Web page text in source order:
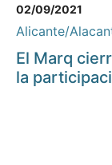
02/09/2021
Alicante/
El Marq
la